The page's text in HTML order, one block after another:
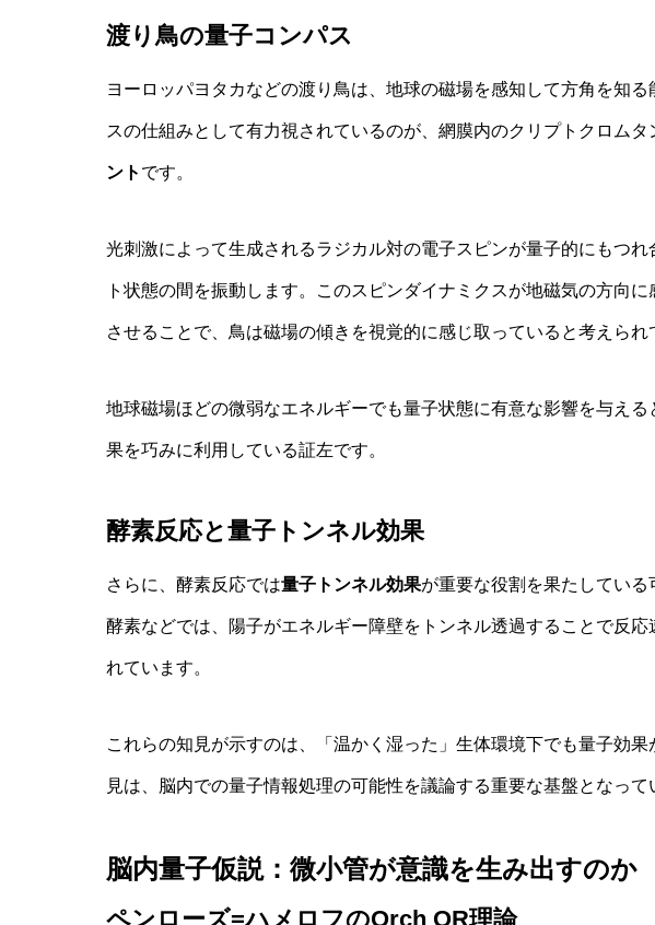
渡り鳥の量子コンパス
ヨーロッパヨタカなどの渡り鳥は、地球の磁場を感知して方角を知
スの仕組みとして有力視されているのが、網膜内のクリプトクロムタ
ント です。
光刺激によって生成されるラジカル対の電子スピンが量子的にもつ
ト状態の間を振動します。このスピンダイナミクスが地磁気の方向
させることで、鳥は磁場の傾きを視覚的に感じ取っていると考えられ
地球磁場ほどの微弱なエネルギーでも量子状態に有意な影響を与え
果を巧みに利用している証左です。
酵素反応と量子トンネル効果
さらに、酵素反応では量子トンネル効果が重要な役割を果たしてい
酵素などでは、陽子がエネルギー障壁をトンネル透過することで反
れています。
これらの知見が示すのは、「温かく湿った」生体環境下でも量子効
見は、脳内での量子情報処理の可能性を議論する重要な基盤となって
脳内量子仮説：微小管が意識を生み出すのか
ペンローズ=ハメロフのOrch OR理論